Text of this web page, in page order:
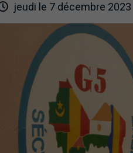
jeudi le 7 décembre 2023